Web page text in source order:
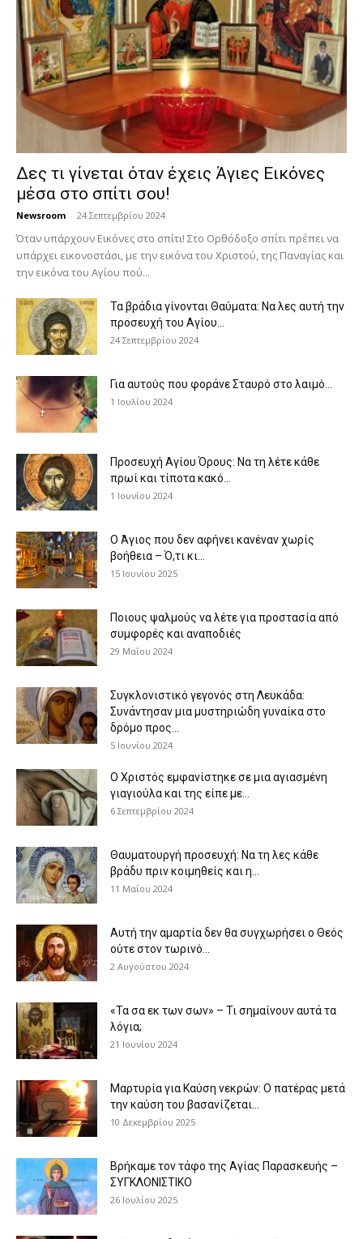
Δες τι γίνεται όταν έχεις Άγιες Εικόνες
μέσα στο σπίτι σου!
Newsroom - 24 Σεπτεμβρίου 2024
Όταν υπάρχουν Εικόνες στο σπίτι! Στο Ορθόδοξο σπίτι πρέπει να
υπάρχει εικονοστάσι, με την εικόνα του Χριστού, της Παν­αγίας και
την εικόνα του Αγίου πού...
Τα βράδια γίνονται Θαύματα: Να λες αυτή την
προσευχή του Αγίου...
24 Σεπτεμβρίου 2024
Για αυτούς που φοράνε Σταυρό στο λαιμό…
1 Ιουλίου 2024
Προσευχή Αγίου Όρους: Να τη λέτε κάθε
πρωί και τίποτα κακό...
1 Ιουνίου 2024
Ο Άγιος που δεν αφήνει κανέναν χωρίς
βοήθεια – Ό,τι κι...
15 Ιουνίου 2025
Ποιους ψαλμούς να λέτε για προστασία από
συμφορές και αναποδιές
29 Μαΐου 2024
Συγκλονιστικό γεγονός στη Λευκάδα:
Συνάντησαν μια μυστηριώδη γυναίκα στο
δρόμο προς...
5 Ιουνίου 2024
Ο Χριστός εμφανίστηκε σε μια αγιασμένη
γιαγιούλα και της είπε με...
6 Σεπτεμβρίου 2024
Θαυματουργή προσευχή: Να τη λες κάθε
βράδυ πριν κοιμηθείς και η...
11 Μαΐου 2024
Αυτή την αμαρτία δεν θα συγχωρήσει ο Θεός
ούτε στον τωρινό...
2 Αυγούστου 2024
«Τα σα εκ των σων» – Τι σημαίνουν αυτά τα
λόγια;
21 Ιουνίου 2024
Μαρτυρία για Καύση νεκρών: Ο πατέρας μετά
την καύση του βασανίζεται...
10 Δεκεμβρίου 2025
Βρήκαμε τον τάφο της Αγίας Παρασκευής –
ΣΥΓΚΛΟΝΙΣΤΙΚΟ
26 Ιουλίου 2025